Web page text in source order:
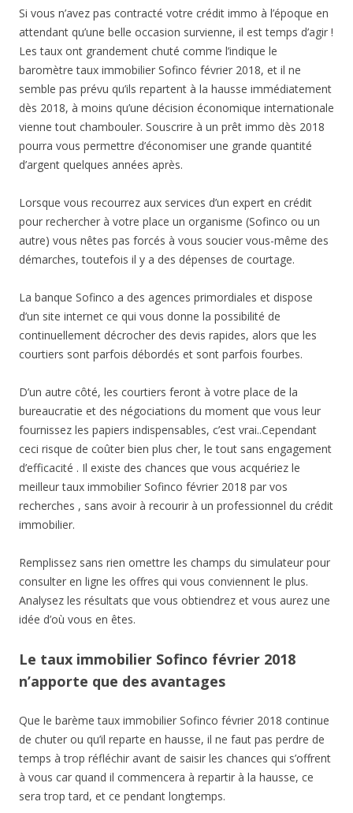
Si vous n’avez pas contracté votre crédit immo à l’époque en
attendant qu’une belle occasion survienne, il est temps d’agir !
Les taux ont grandement chuté comme l’indique le
baromètre taux immobilier Sofinco février 2018, et il ne
semble pas prévu qu’ils repartent à la hausse immédiatement
dès 2018, à moins qu’une décision économique internationale
vienne tout chambouler. Souscrire à un prêt immo dès 2018
pourra vous permettre d’économiser une grande quantité
d’argent quelques années après.
Lorsque vous recourrez aux services d’un expert en crédit
pour rechercher à votre place un organisme (Sofinco ou un
autre) vous nêtes pas forcés à vous soucier vous-même des
démarches, toutefois il y a des dépenses de courtage.
La banque Sofinco a des agences primordiales et dispose
d’un site internet ce qui vous donne la possibilité de
continuellement décrocher des devis rapides, alors que les
courtiers sont parfois débordés et sont parfois fourbes.
D’un autre côté, les courtiers feront à votre place de la
bureaucratie et des négociations du moment que vous leur
fournissez les papiers indispensables, c’est vrai..Cependant
ceci risque de coûter bien plus cher, le tout sans engagement
d’efficacité . Il existe des chances que vous acquériez le
meilleur taux immobilier Sofinco février 2018 par vos
recherches , sans avoir à recourir à un professionnel du crédit
immobilier.
Remplissez sans rien omettre les champs du simulateur pour
consulter en ligne les offres qui vous conviennent le plus.
Analysez les résultats que vous obtiendrez et vous aurez une
idée d’où vous en êtes.
Le taux immobilier Sofinco février 2018
n’apporte que des avantages
Que le barème taux immobilier Sofinco février 2018 continue
de chuter ou qu’il reparte en hausse, il ne faut pas perdre de
temps à trop réfléchir avant de saisir les chances qui s’offrent
à vous car quand il commencera à repartir à la hausse, ce
sera trop tard, et ce pendant longtemps.